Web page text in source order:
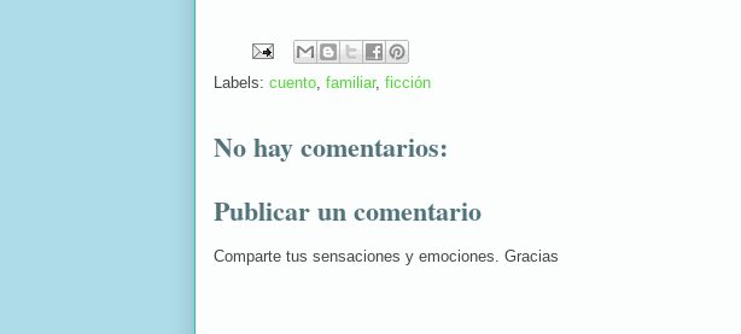
Labels: cuento, familiar, ficción
No hay comentarios:
Publicar un comentario
Comparte tus sensaciones y emociones. Gracias